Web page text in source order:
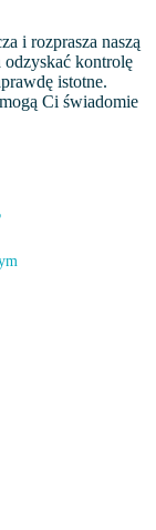
i rozprasza naszą
odzyskać kontrolę
istotne.
Ci świadomie